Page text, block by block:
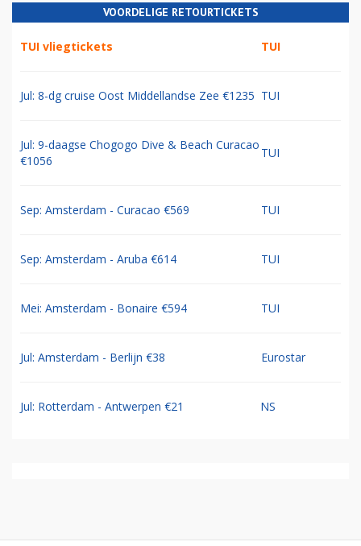
VOORDELIGE RETOURTICKETS
TUI vliegtickets TUI
Jul: 8-dg cruise Oost Middellandse Zee €1235 TUI
Jul: 9-daagse Chogogo Dive & Beach Curacao
€1056
TUI
Sep: Amsterdam - Curacao €569 TUI
Sep: Amsterdam - Aruba €614 TUI
Mei: Amsterdam - Bonaire €594 TUI
Jul: Amsterdam - Berlijn €38 Eurostar
Jul: Rotterdam - Antwerpen €21 NS